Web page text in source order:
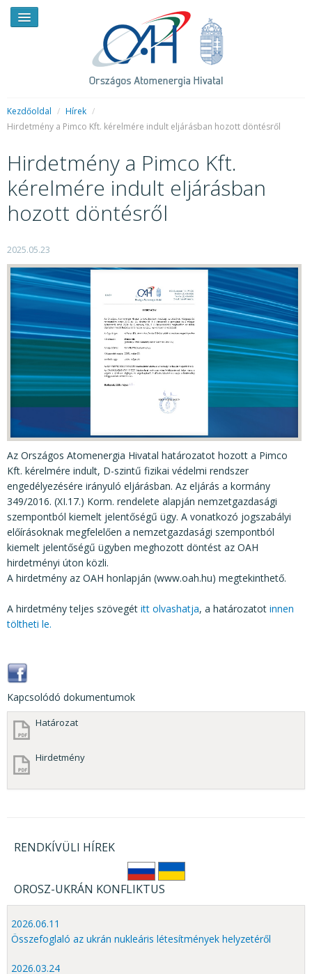
RENDKÍVÜLI HÍREK
BEMUTATKOZÁS
FELADATOK
KÖZÉRDEKŰ ADATOK
JOGI SZABÁLYOZÁS, ÚTMUTATÓK
KIADVÁNYOK, JELENTÉSEK
NYOMTATVÁNYOK, SZOFTVEREK
E-ÜGYINTÉZÉS
Kezdőoldal / Hírek /
Hirdetmény a Pimco Kft. kérelmére indult eljárásban hozott döntésről
Hirdetmény a Pimco Kft.
kérelmére indult eljárásban
hozott döntésről
2025.05.23
Az Országos Atomenergia Hivatal határozatot hozott a Pimco
Kft. kérelmére indult, D-szintű fizikai védelmi rendszer
engedélyezésére irányuló eljárásban. Az eljárás a kormány
349/2016. (XI.17.) Korm. rendelete alapján nemzetgazdasági
szempontból kiemelt jelentőségű ügy. A vonatkozó jogszabályi
előírásoknak megfelelően a nemzetgazdasági szempontból
kiemelt jelentőségű ügyben meghozott döntést az OAH
hirdetményi úton közli.
A hirdetmény az OAH honlapján (www.oah.hu) megtekinthető.
A hirdetmény teljes szövegét itt olvashatja, a határozatot innen
töltheti le.
Kapcsolódó dokumentumok
Határozat
Hirdetmény
RENDKÍVÜLI HÍREK
OROSZ-UKRÁN KONFLIKTUS
2026.06.11
Összefoglaló az ukrán nukleáris létesítmények helyzetéről
2026.03.24